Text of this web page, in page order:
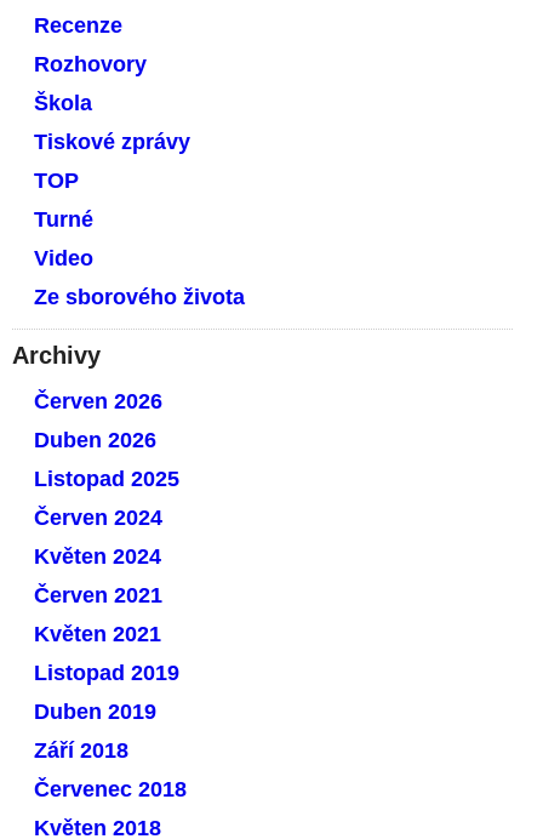
Recenze
Rozhovory
Škola
Tiskové zprávy
TOP
Turné
Video
Ze sborového života
Archivy
Červen 2026
Duben 2026
Listopad 2025
Červen 2024
Květen 2024
Červen 2021
Květen 2021
Listopad 2019
Duben 2019
Září 2018
Červenec 2018
Květen 2018